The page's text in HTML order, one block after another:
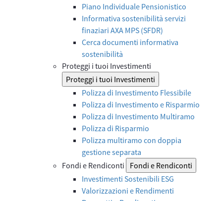
Piano Individuale Pensionistico
Informativa sostenibilità servizi
finaziari AXA MPS (SFDR)
Cerca documenti informativa
sostenibilità
Proteggi i tuoi Investimenti
Proteggi i tuoi Investimenti
Polizza di Investimento Flessibile
Polizza di Investimento e Risparmio
Polizza di Investimento Multiramo
Polizza di Risparmio
Polizza multiramo con doppia
gestione separata
Fondi e Rendiconti
Fondi e Rendiconti
Investimenti Sostenibili ESG
Valorizzazioni e Rendimenti